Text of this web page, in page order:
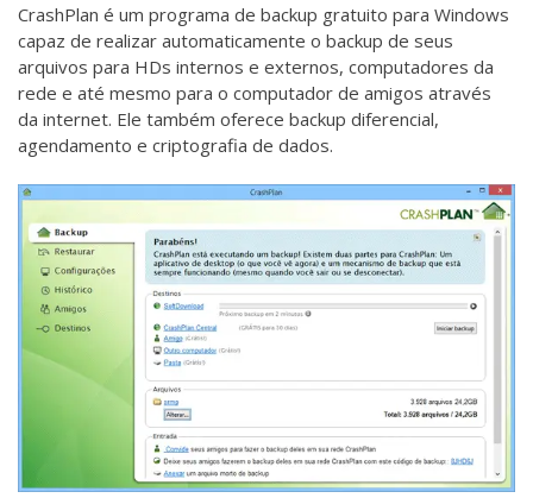
CrashPlan é um programa de backup gratuito para Windows
capaz de realizar automaticamente o backup de seus
arquivos para HDs internos e externos, computadores da
rede e até mesmo para o computador de amigos através
da internet. Ele também oferece backup diferencial,
agendamento e criptografia de dados.